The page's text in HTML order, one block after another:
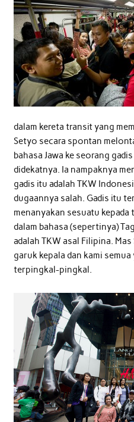
dalam kereta transit yang
Setyo secara spontan
bahasa Jawa ke seorang
didekatnya. Ia nampaknya
gadis itu adalah TKW
dugaannya salah. Gadis itu
menanyakan sesuatu kepada
dalam bahasa (sepertinya)
adalah TKW asal Filipina.
garuk kepala dan kami
terpingkal-pingkal.